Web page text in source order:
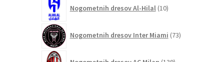
Nogometnih dresov Al-Hilal 10izdelkov
Nogometnih dresov Inter Miami 73izdelkov